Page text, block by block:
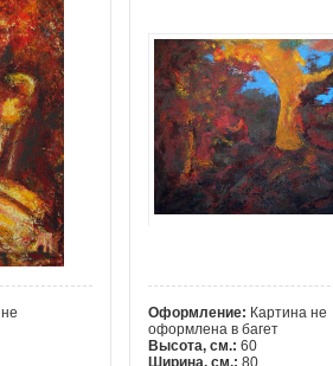
Оформление: Картина не
оформлена в багет
Высота, см.:60
Ширина, см.:80